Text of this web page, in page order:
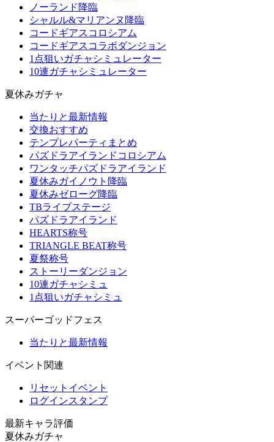
ノーランド降臨
シャルル&マリアンヌ降臨
コードギアスコロシアム
コードギアスコラボダンジョン
1点狙いガチャシミュレーター
10連ガチャシミュレーター
夏休みガチャ
当たりと最新情報
交換おすすめ
テンプレパーティまとめ
パズドラアイランドコロシアム
ワンタッチパズドラアイランド
夏休みガイノウト降臨
夏休みゼローグ降臨
TBライブステージ
パズドラアイランド
HEARTS称号
TRIANGLE BEAT称号
夏祭称号
ストーリーダンジョン
10連ガチャシミュ
1点狙いガチャシミュ
スーパーゴッドフェス
当たりと最新情報
イベント関連
リセットイベント
ログインスタンプ
最新キャラ評価
夏休みガチャ